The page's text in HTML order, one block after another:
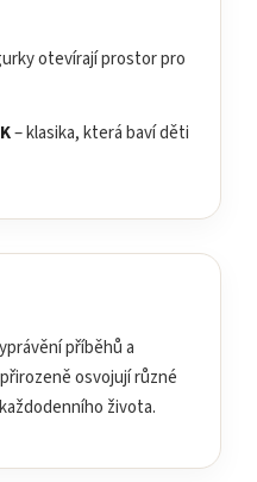
otevírají prostor pro
– klasika, která baví děti
příběhů a
osvojují různé
života.